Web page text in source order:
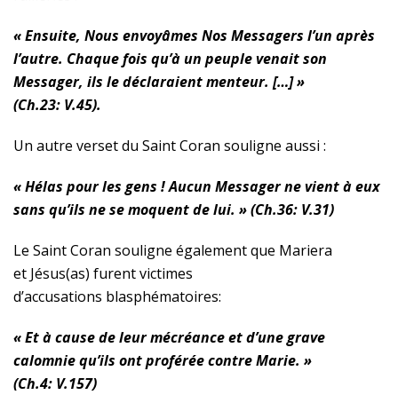
« Ensuite, Nous envoyâmes Nos Messagers l’un après
l’autre. Chaque fois qu’à un peuple venait son
Messager, ils le déclaraient menteur. […] »
(Ch.23: V.45).
Un autre verset du Saint Coran souligne aussi :
« Hélas pour les gens ! Aucun Messager ne vient à eux
sans qu’ils ne se moquent de lui. » (Ch.36: V.31)
Le Saint Coran souligne également que Mariera
et Jésus(as) furent victimes
d’accusations blasphématoires:
« Et à cause de leur mécréance et d’une grave
calomnie qu’ils ont proférée contre Marie. »
(Ch.4: V.157)